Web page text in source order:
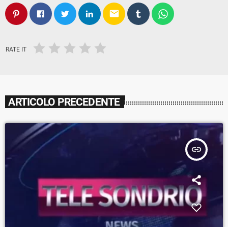
email
RATE IT
ARTICOLO PRECEDENTE
insert_link